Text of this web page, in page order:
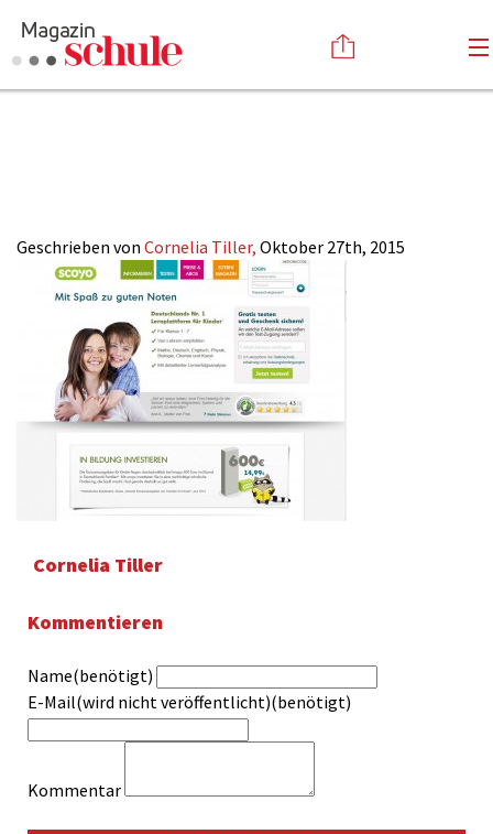
Mediadaten
Kontakt
Impressum
Anmelden
Geschrieben von Cornelia Tiller, Oktober 27th, 2015
Cornelia Tiller
Kommentieren
Name(benötigt)
E-Mail(wird nicht veröffentlicht)(benötigt)
Kommentar